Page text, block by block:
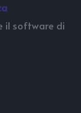
il software di